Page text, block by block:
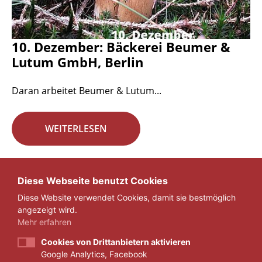
10. Dezember: Bäckerei Beumer &
Lutum GmbH, Berlin
Daran arbeitet Beumer & Lutum...
WEITERLESEN
« 1 ... 16 17 18 ... 29 »
Diese Webseite benutzt Cookies
Diese Website verwendet Cookies, damit sie bestmöglich
angezeigt wird.
Mehr erfahren
Cookies von Drittanbietern aktivieren
Google Analytics, Facebook